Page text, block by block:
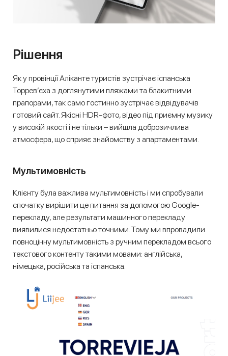
Рішення
Як у провінції Аліканте туристів зустрічає іспанська
Торрев’єха з доглянутими пляжами та блакитними
прапорами, так само гостинно зустрічає відвідувачів
готовий сайт. Якісні HDR-фото, відео під приємну музику
у високій якості і не тільки – вийшла доброзичлива
атмосфера, що сприяє знайомству з апартаментами.
Мультимовність
Клієнту була важлива мультимовність і ми спробували
спочатку вирішити це питання за допомогою Google-
перекладу, але результати машинного перекладу
виявилися недостатньо точними. Тому ми впровадили
повноцінну мультимовність з ручним перекладом всього
текстового контенту такими мовами: англійська,
німецька, російська та іспанська.